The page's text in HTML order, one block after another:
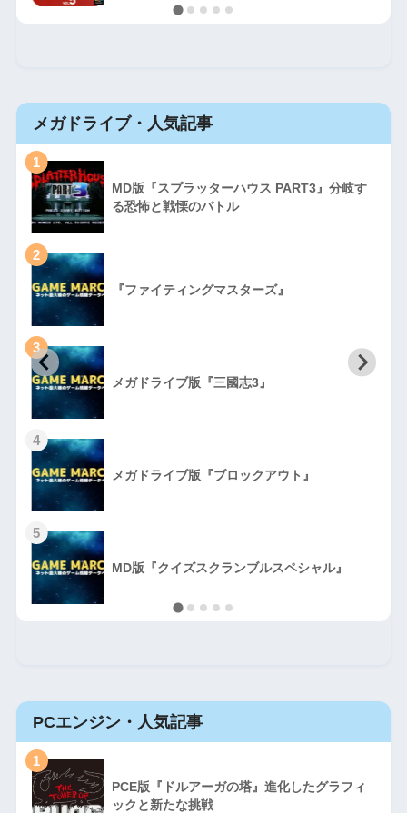
メガドライブ・人気記事
1
MD版『スプラッターハウス PART3』分岐す
る恐怖と戦慄のバトル
2
『ファイティングマスターズ』
3
メガドライブ版『三國志3』
4
メガドライブ版『ブロックアウト』
5
MD版『クイズスクランブルスペシャル』
PCエンジン・人気記事
1
PCE版『ドルアーガの塔』進化したグラフィ
ックと新たな挑戦